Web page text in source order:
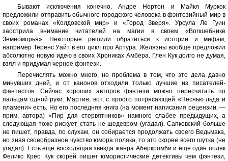
Бывают исключения конечно. Андре Нортон и Майкл Муркок
предложили отправить обычного городского человека в фэнтезийный мир в
своих романах «Колдовской мир» и «Город Зверя». Урсула Ле Гуин
заострила внимание читателей на магии в своем «Волшебнике
Земноморья». Некоторые решили обратиться к истории и мифам,
например Теренс Уайт в его цикл про Артура. Желязны вообще предложил
абсолютно новую идею в своих Хрониках Амбера. Глен Кук долго не думая,
взял и придумал черное фэнтези.
Перечислять можно много, но проблема в том, что это дела давно
минувших дней, и от канонов отходили только лучшие из писателей-
фантастов. Сейчас хороших авторов фэнтези можно пересчитать по
пальцам одной руки. Мартин, вот, с просто потрясающей «Песнью льда и
пламени» есть. Но его последняя книга (на момент написания рецензии, —
прим. автора) «Пир для стервятников» намного слабее предыдущих, а
следующая тоже рискует стать не шедевром (угадал). Сапковский больше
не пишет, правда, по слухам, он собирается продолжать своего Ведьмака,
но зная своеобразное чувство юмора поляка, то это скорее всего шутка (не
угадал). Есть еще восходящая звезда жанра Аберкромби и еще один поляк
Феликс Крес. Кук скорей пишет юмористические детективы чем фэнтези,